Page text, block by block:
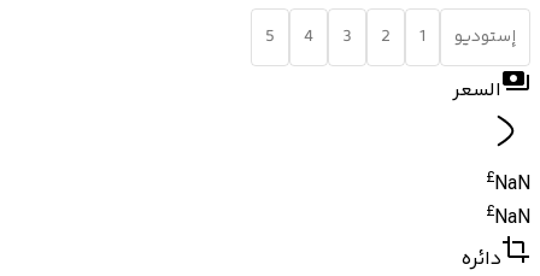
إستوديو 1
2
3
4
5
السعر
NaN
£
NaN
£
دائره